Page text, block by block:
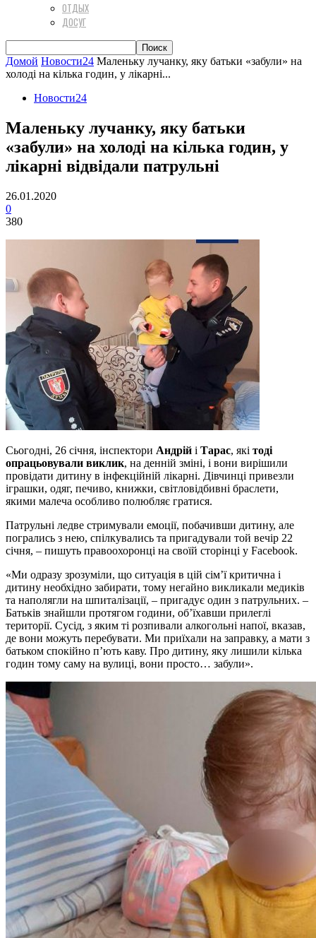
ОТДЫХ
ДОСУГ
Домой Новости24 Маленьку лучанку, яку батьки «забули» на
холоді на кілька годин, у лікарні...
Новости24
Маленьку лучанку, яку батьки
«забули» на холоді на кілька годин, у
лікарні відвідали патрульні
26.01.2020
0
380
Сьогодні, 26 січня, інспектори Андрій і Тарас, які тоді
опрацьовували виклик, на денній зміні, і вони вирішили
провідати дитину в інфекційній лікарні. Дівчинці привезли
іграшки, одяг, печиво, книжки, світловідбивні браслети,
якими малеча особливо полюбляє гратися.
Патрульні ледве стримували емоції, побачивши дитину, але
погрались з нею, спілкувались та пригадували той вечір 22
січня, – пишуть правоохоронці на своїй сторінці у Facebook.
«Ми одразу зрозуміли, що ситуація в цій сім’ї критична і
дитину необхідно забирати, тому негайно викликали медиків
та наполягли на шпиталізації, – пригадує один з патрульних. –
Батьків знайшли протягом години, об’їхавши прилеглі
території. Сусід, з яким ті розпивали алкогольні напої, вказав,
де вони можуть перебувати. Ми приїхали на заправку, а мати з
батьком спокійно п’ють каву. Про дитину, яку лишили кілька
годин тому саму на вулиці, вони просто… забули».